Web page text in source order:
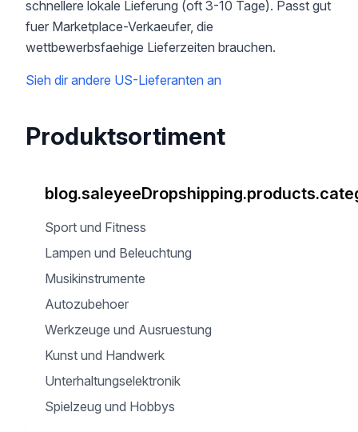
schnellere lokale Lieferung (oft 3-10 Tage). Passt gut
fuer Marketplace-Verkaeufer, die
wettbewerbsfaehige Lieferzeiten brauchen.
Sieh dir andere US-Lieferanten an
Produktsortiment
Sport und Fitness
Lampen und Beleuchtung
Musikinstrumente
Autozubehoer
Werkzeuge und Ausruestung
Kunst und Handwerk
Unterhaltungselektronik
Spielzeug und Hobbys